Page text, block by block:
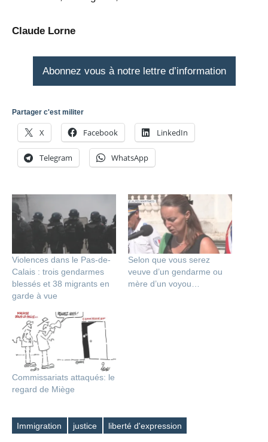
Claude Lorne
Abonnez vous à notre lettre d’information
Partager c'est militer
X Facebook LinkedIn
Telegram WhatsApp
Violences dans le Pas-de-
Calais : trois gendarmes
blessés et 38 migrants en
garde à vue
Selon que vous serez
veuve d’un gendarme ou
mère d’un voyou…
Commissariats attaqués: le
regard de Miège
Étiquettes
Immigration justice liberté d'expression